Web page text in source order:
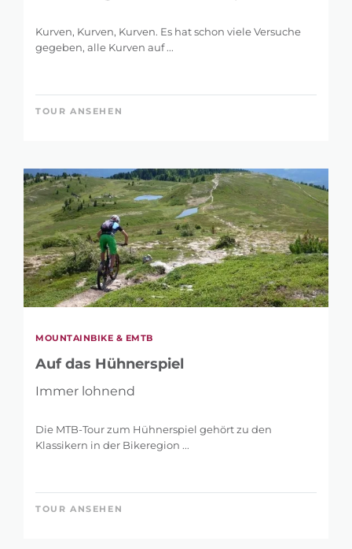
Kurven, Kurven, Kurven. Es hat schon viele Versuche
gegeben, alle Kurven auf ...
TOUR ANSEHEN
MOUNTAINBIKE & EMTB
Auf das Hühnerspiel
Immer lohnend
Die MTB-Tour zum Hühnerspiel gehört zu den
Klassikern in der Bikeregion ...
TOUR ANSEHEN